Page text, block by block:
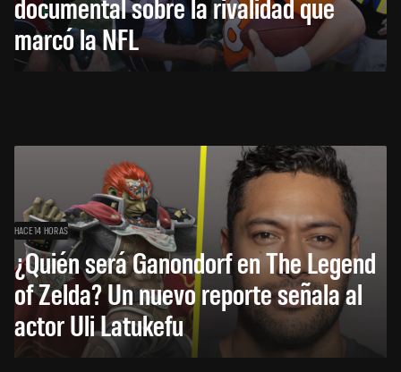
marcó la NFL
HACE 14 HORAS
¿Quién será Ganondorf en The Legend
of Zelda? Un nuevo reporte señala al
actor Uli Latukefu